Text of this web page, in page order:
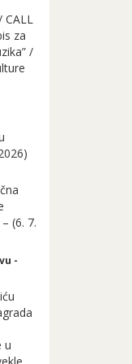
CALL
za
/
(6. 7.
-
u